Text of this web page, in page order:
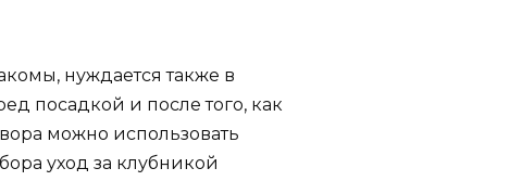
нуждается также в
посадкой и после того, как
можно использовать
уход за клубникой